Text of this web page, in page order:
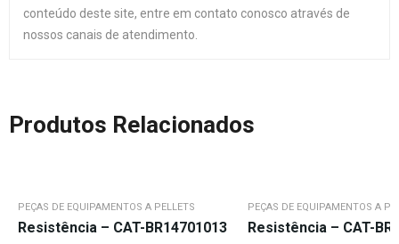
conteúdo deste site, entre em contato conosco através de
nossos canais de atendimento.
Produtos Relacionados
PEÇAS DE EQUIPAMENTOS A PELLETS
Resistência – CAT-BR14701013
PEÇAS DE EQUIPAMENTOS A
Resistência – CAT-